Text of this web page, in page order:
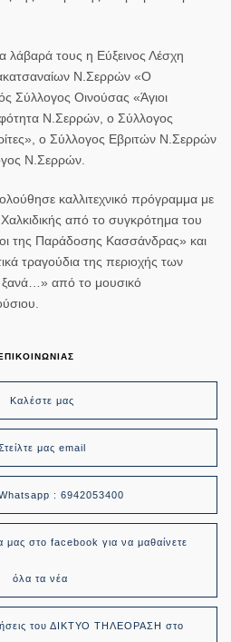
λάβαρά τους η Εύξεινος Λέσχη
Ν.Σερρών «Ο
Σύλλογος Οινούσας «Άγιοι
Ν.Σερρών, ο Σύλλογος
ο Σύλλογος Εβριτών Ν.Σερρών
Ν.Σερρών.
καλλιτεχνικό πρόγραμμα με
από το συγκρότημα του
της Παράδοσης Κασσάνδρας» και
τραγούδια της περιοχής των
ξανά…» από το μουσικό
Καλέστε μας
μας email
: 6942053400
μας στο facebook για να μαθαίνετε
όλα τα νέα
του ΔΙΚΤΥΟ ΤΗΛΕΟΡΑΣΗ στο